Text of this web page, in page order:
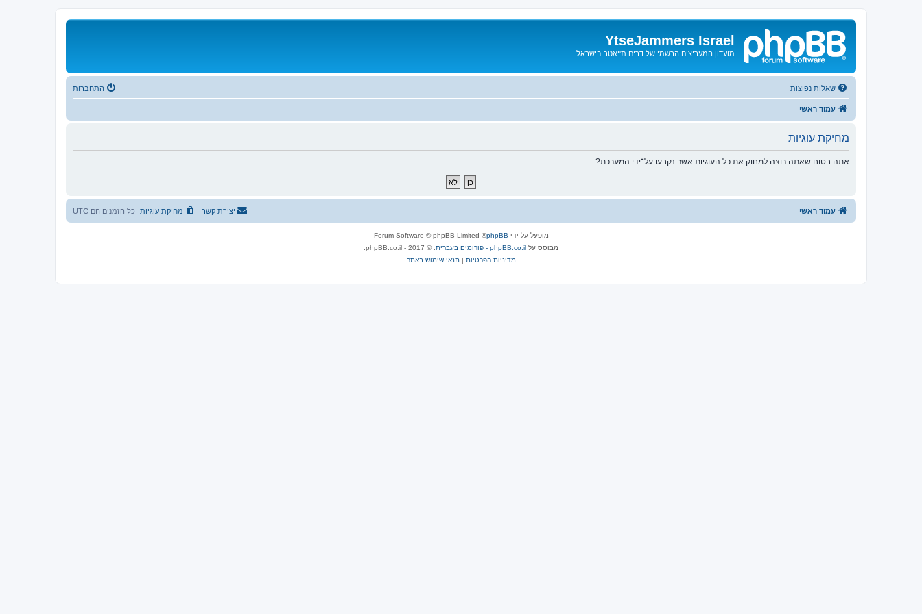
YtseJammers Israel
מועדון המעריצים הרשמי של דרים ת'יאטר בישראל
שאלות נפוצות התחברות
עמוד ראשי
מחיקת עוגיות
אתה בטוח שאתה רוצה למחוק את כל העוגיות אשר נקבעו על־ידי המערכת?
עמוד ראשי כל הזמנים הם UTC מחיקת עוגיות יצירת קשר
מופעל על ידי phpBB
® Forum Software © phpBB Limited
מבוסס על phpBB.co.il - פורומים בעברית
. © 2017 - phpBB.co.il.
מדיניות הפרטיות |תנאי שימוש באתר